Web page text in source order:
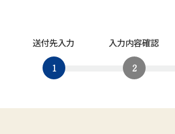
送付先入力
1
入力内容確認
2